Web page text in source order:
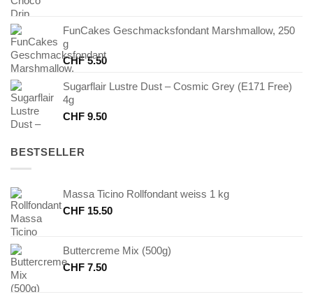
FunCakes Geschmacksfondant Marshmallow, 250
g
CHF5.50
Sugarflair Lustre Dust – Cosmic Grey (E171 Free)
4g
CHF 9.50
BESTSELLER
Massa Ticino Rollfondant weiss 1 kg
CHF 15.50
Buttercreme Mix (500g)
CHF 7.50